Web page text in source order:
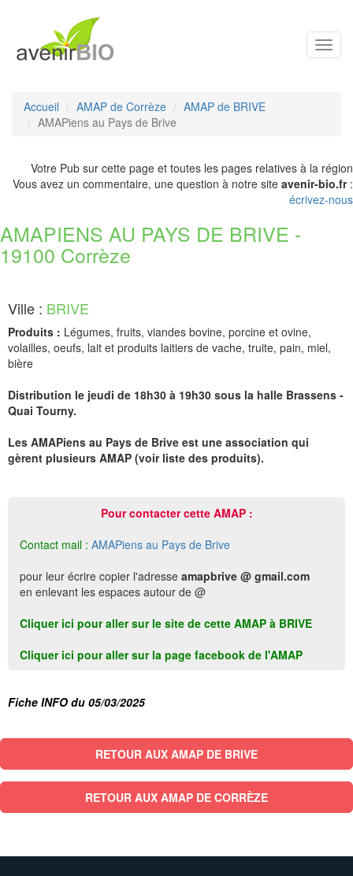
Accueil AMAP de Corrèze
AMAP de BRIVE
AMAPiens au Pays de Brive
Votre Pub sur cette page et toutes les pages relatives à la région
Vous avez un commentaire, une question à notre site avenir-bio.fr:
écrivez-nous
AMAPIENS AU PAYS DE BRIVE -
19100 Corrèze
Ville : BRIVE
Produits : Légumes, fruits, viandes bovine, porcine et ovine,
volailles, oeufs, lait et produits laitiers de vache, truite, pain, miel,
bière
Distribution le jeudi de 18h30 à 19h30 sous la halle Brassens -
Quai Tourny.
Les AMAPiens au Pays de Brive est une association qui
gèrent plusieurs AMAP (voir liste des produits).
Pour contacter cette AMAP :
Contact mail : AMAPiens au Pays de Brive
pour leur écrire copier l'adresse amapbrive @ gmail.com
en enlevant les espaces autour de @
Cliquer ici pour aller sur le site de cette AMAP à BRIVE
Cliquer ici pour aller sur la page facebook de l'AMAP
Fiche INFO du 05/03/2025
RETOUR AUX AMAP DE BRIVE
RETOUR AUX AMAP DE CORRÈZE